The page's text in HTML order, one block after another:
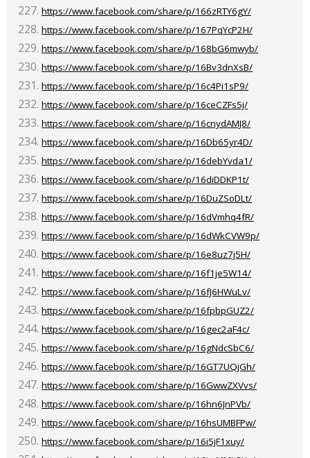
https://www.facebook.com/share/p/166zRTY6gY/
https://www.facebook.com/share/p/167PqYcP2H/
https://www.facebook.com/share/p/168bG6mwyb/
https://www.facebook.com/share/p/16Bv3dnXsB/
https://www.facebook.com/share/p/16c4Pi1sP9/
https://www.facebook.com/share/p/16ceCZFs5j/
https://www.facebook.com/share/p/16cnydAMJ8/
https://www.facebook.com/share/p/16Db65yr4D/
https://www.facebook.com/share/p/16debYvda1/
https://www.facebook.com/share/p/16diDDKP1t/
https://www.facebook.com/share/p/16DuZSoDLt/
https://www.facebook.com/share/p/16dVmhq4fR/
https://www.facebook.com/share/p/16dWkCVW9p/
https://www.facebook.com/share/p/16e8uz7j5H/
https://www.facebook.com/share/p/16f1je5W14/
https://www.facebook.com/share/p/16fJ6HWuLv/
https://www.facebook.com/share/p/16fpbpGUZ2/
https://www.facebook.com/share/p/16gec2aF4c/
https://www.facebook.com/share/p/16gNdcSbC6/
https://www.facebook.com/share/p/16GT7UQjGh/
https://www.facebook.com/share/p/16GwwZXVvs/
https://www.facebook.com/share/p/16hn6JnPVb/
https://www.facebook.com/share/p/16hsUMBFPw/
https://www.facebook.com/share/p/16i5jF1xuy/